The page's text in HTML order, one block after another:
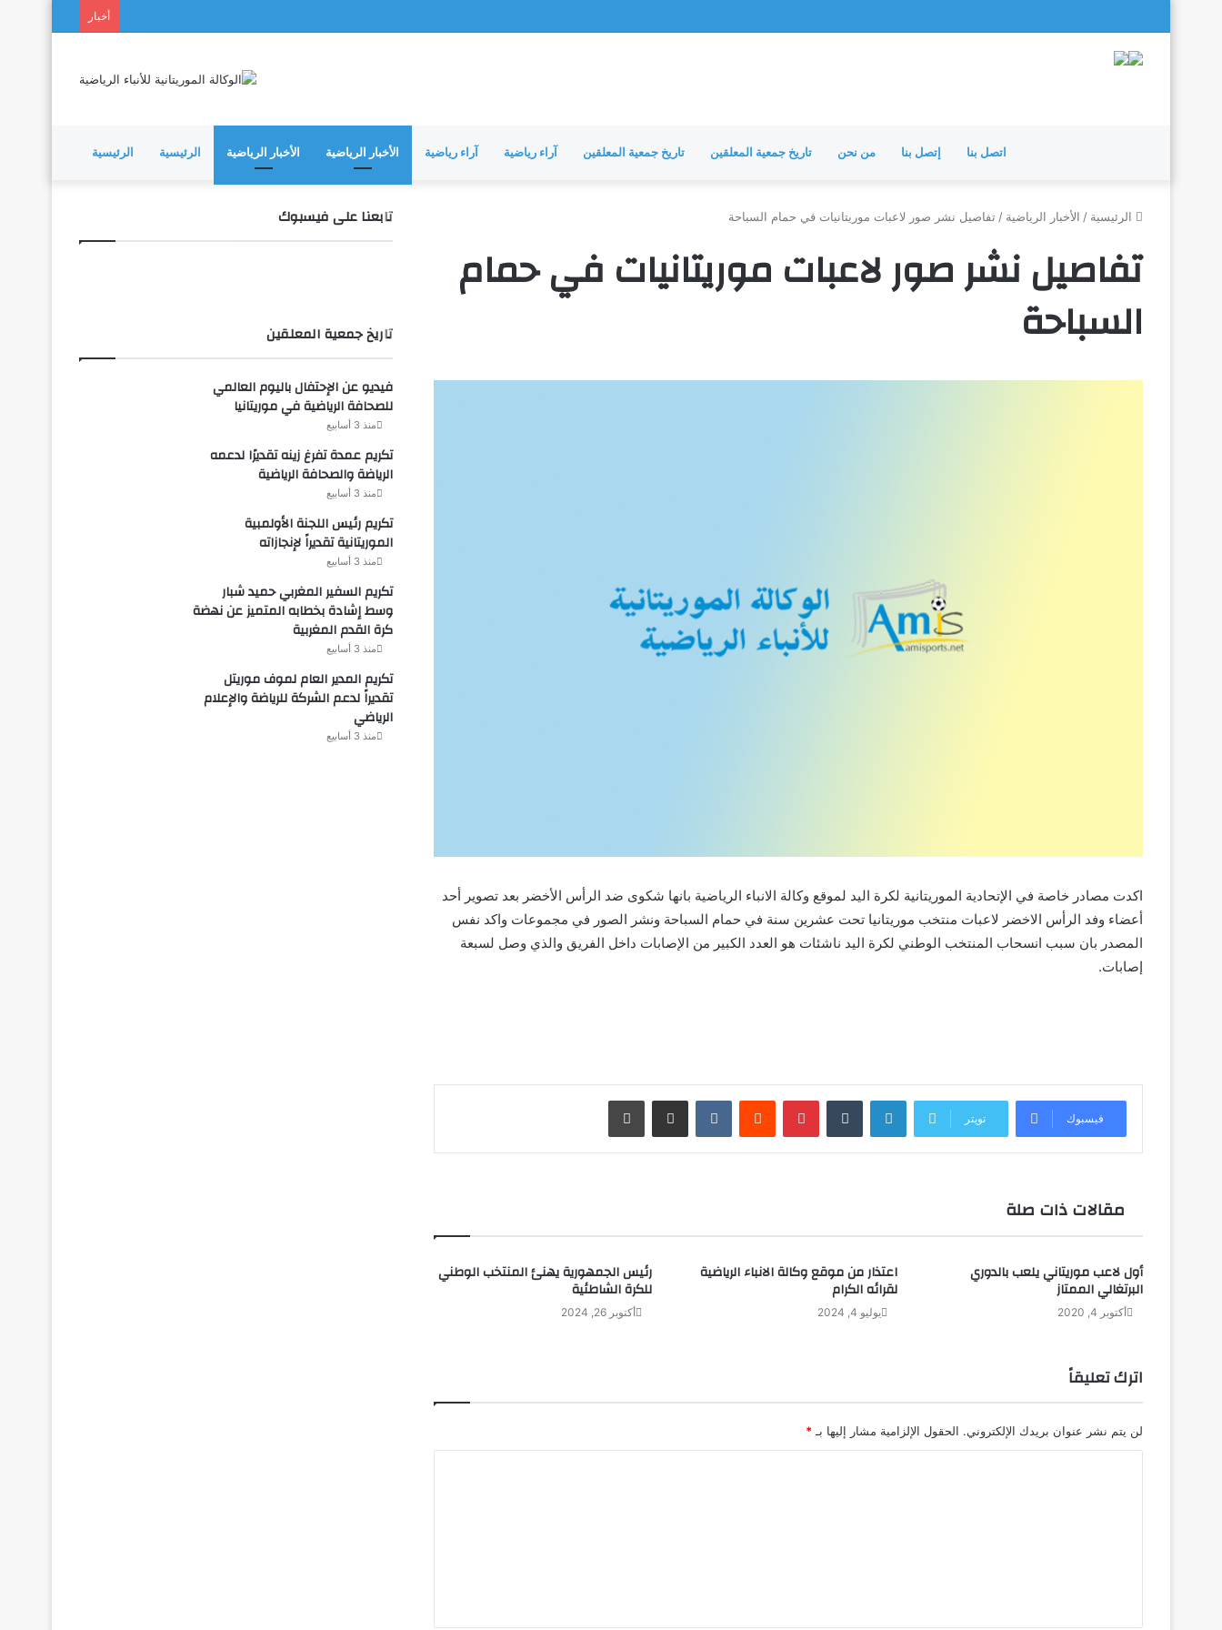
أخبار
الرئيسية الرئيسية الأخبار الرياضية الأخبار الرياضية آراء رياضية آراء رياضية تاريخ جمعية المعلقين تاريخ جمعية المعلقين من نحن إتصل بنا اتصل بنا
الرئيسية / الأخبار الرياضية / تفاصيل نشر صور لاعبات موريتانيات في حمام السباحة
تفاصيل نشر صور لاعبات موريتانيات في حمام
السباحة
اكدت مصادر خاصة في الإتحادية الموريتانية لكرة اليد لموقع وكالة الانباء الرياضية بانها شكوى ضد الرأس الأخضر بعد تصوير أحد
أعضاء وفد الرأس الاخضر لاعبات منتخب موريتانيا تحت عشرين سنة في حمام السباحة ونشر الصور في مجموعات واكد نفس
المصدر بان سبب انسحاب المنتخب الوطني لكرة اليد ناشئات هو العدد الكبير من الإصابات داخل الفريق والذي وصل لسبعة
إصابات.
فيسبوك تويتر
لينكدإن بينتيريست مشاركة عبر البريد طباعة
مقالات ذات صلة
رئيس الجمهورية يهنئ المنتخب الوطني
للكرة الشاطئية
أكتوبر 26, 2024
اعتذار من موقع وكالة الانباء الرياضية
لقرائه الكرام
يوليو 4, 2024
أول لاعب موريتاني يلعب بالدوري
البرتغالي الممتاز
أكتوبر 4, 2020
اترك تعليقاً
لن يتم نشر عنوان بريدك الإلكتروني. الحقول الإلزامية مشار إليها بـ *
ق
تابعنا على فيسبوك
تاريخ جمعية المعلقين
فيديو عن الإحتفال باليوم العالمي
للصحافة الرياضية في موريتانيا
منذ 3 أسابيع
تكريم عمدة تفرغ زينه تقديرًا لدعمه
الرياضة والصحافة الرياضية
منذ 3 أسابيع
تكريم رئيس اللجنة الأولمبية
الموريتانية تقديراً لإنجازاته
منذ 3 أسابيع
تكريم السفير المغربي حميد شبار
وسط إشادة بخطابه المتميز عن نهضة
كرة القدم المغربية
منذ 3 أسابيع
تكريم المدير العام لموف موريتل
تقديراً لدعم الشركة للرياضة والإعلام
الرياضي
منذ 3 أسابيع